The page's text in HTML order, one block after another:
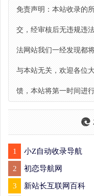
免责声明：本站收录的
交，经审核后无违规违
法网站我们一经发现都
与本站无关，欢迎各位
馈，本站将第一时间进
1 小Z自动收录导航
2 初恋导航网
3 新站长互联网百科